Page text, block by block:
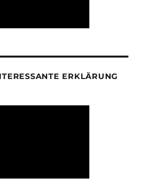
ERKLÄRUNG